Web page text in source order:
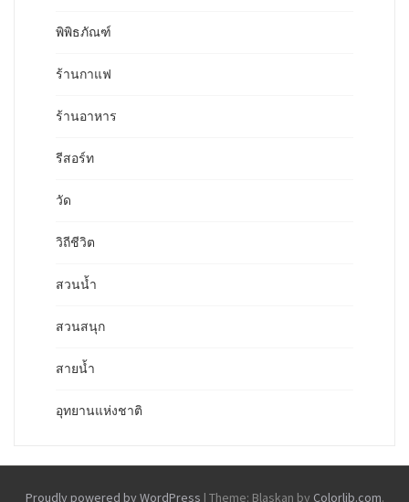
พิพิธภัณฑ์
ร้านกาแฟ
ร้านอาหาร
รีสอร์ท
วัด
วิถีชีวิต
สวนน้ำ
สวนสนุก
สายน้ำ
อุทยานแห่งชาติ
Proudly powered by WordPress | Theme: Blaskan by Colorlib.com.